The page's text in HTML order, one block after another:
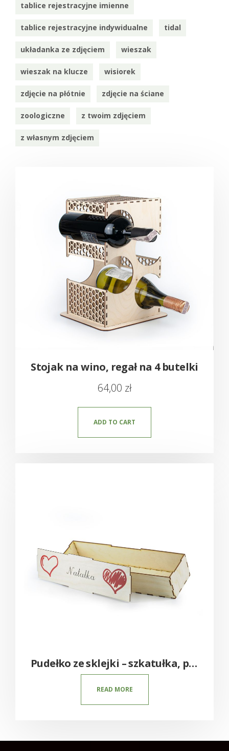
tablice rejestracyjne imienne
tablice rejestracyjne indywidualne tidal
układanka ze zdjęciem wieszak
wieszak na klucze wisiorek
zdjęcie na płótnie zdjęcie na ściane
zoologiczne z twoim zdjęciem
z własnym zdjęciem
Stojak na wino, regał na 4 butelki
64,00 zł
ADD TO CART
Pudełko ze sklejki – szkatułka, piórnik, skrzynka z własnym nadrukiem
READ MORE